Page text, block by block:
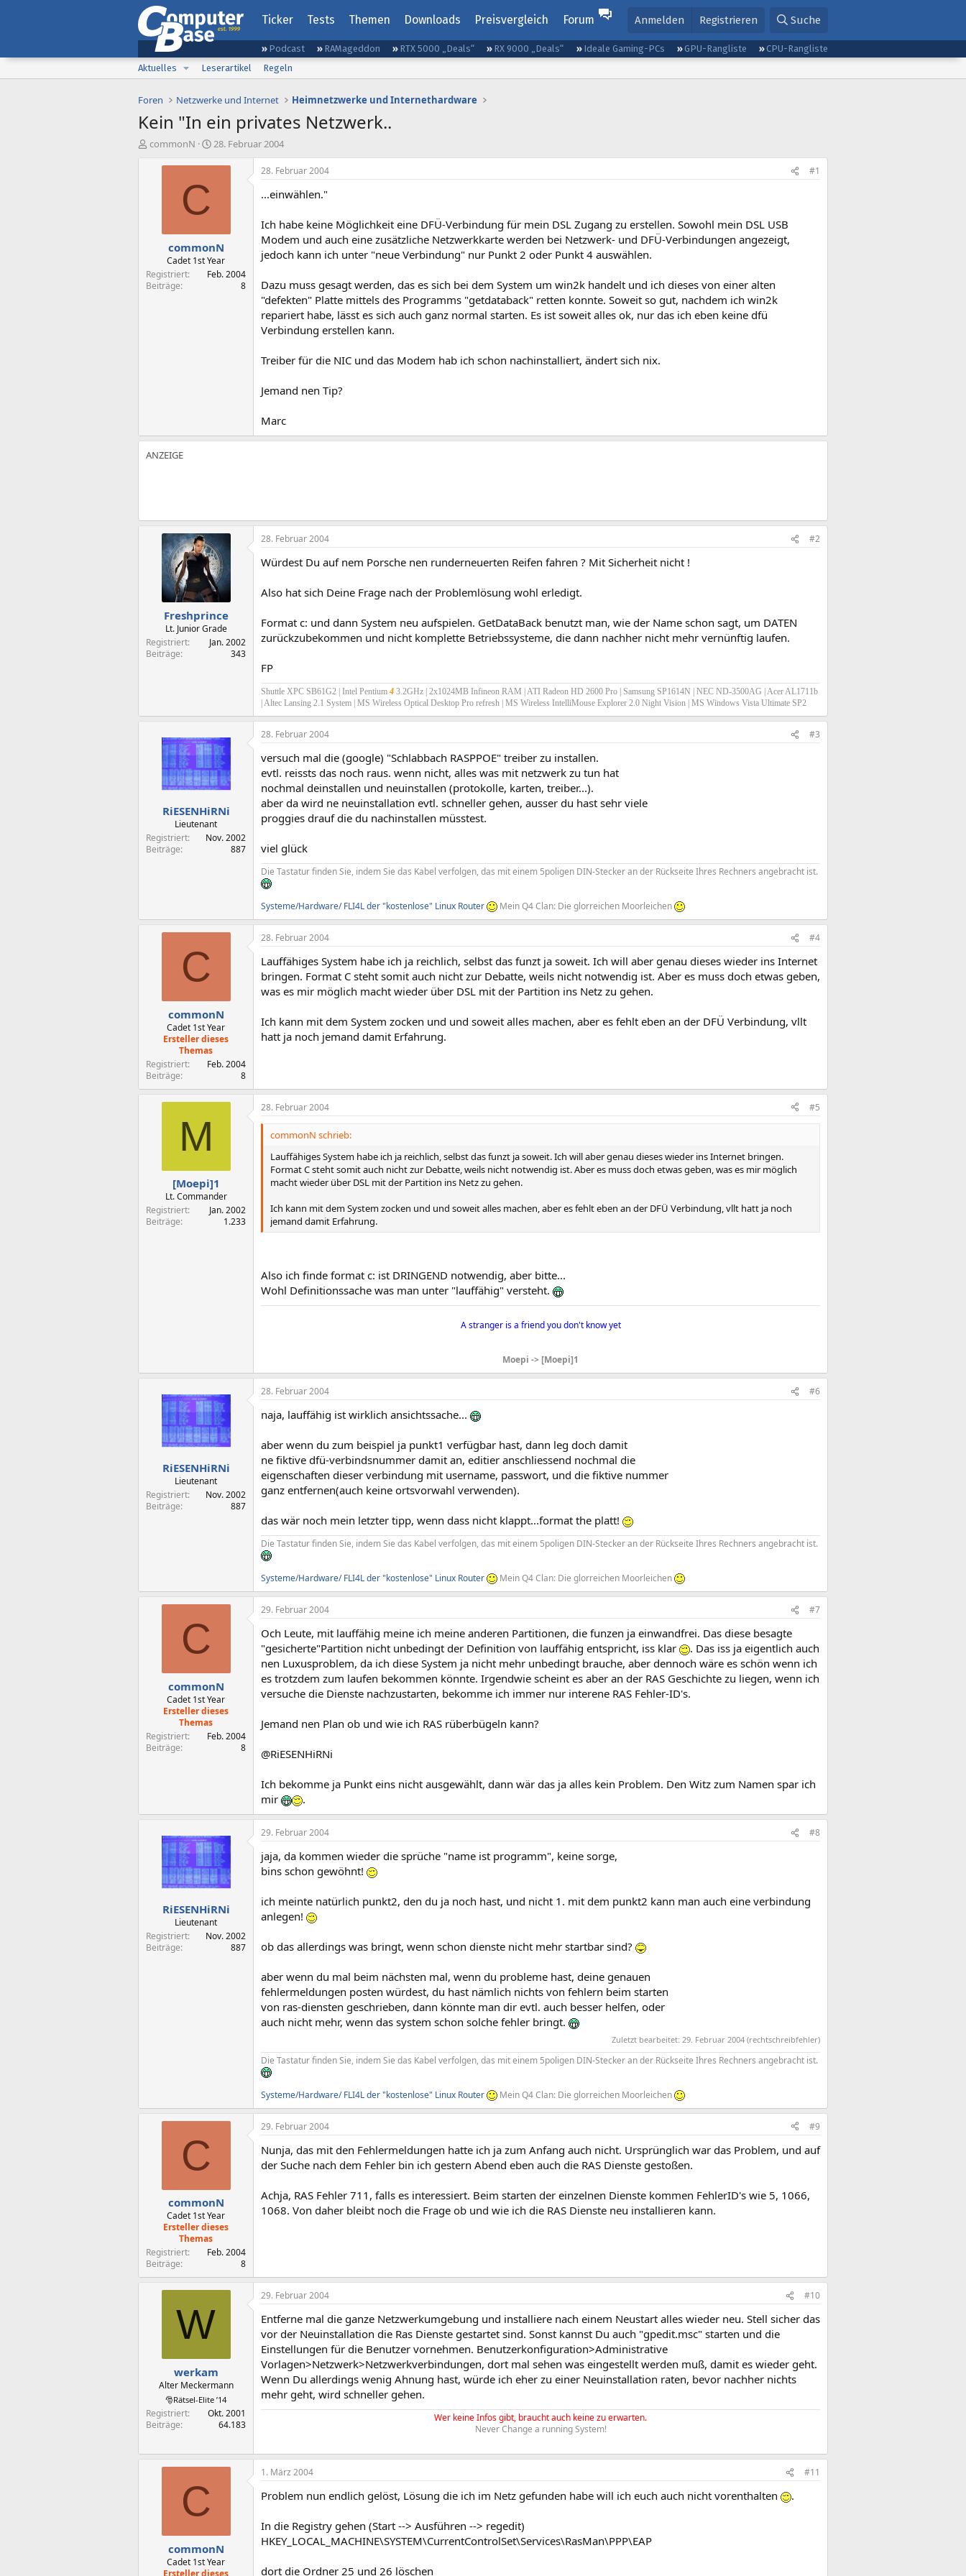
Ticker Tests Themen Downloads Preisvergleich Forum Anmelden Registrieren Suche
Podcast RAMageddon RTX 5000 „Deals“ RX 9000 „Deals“ Ideale Gaming-PCs GPU-Rangliste
CPU-Rangliste
Aktuelles
Leserartikel Regeln
Foren Netzwerke und Internet Heimnetzwerke und Internethardware
Kein "In ein privates Netzwerk..
E
commonN
E
s
t
a
m
28. Februar 2004
C
commonN
Cadet 1st Year
Registriert
Feb. 2004
Beiträge
8
28. Februar 2004 #1
...einwählen."
Ich habe keine Möglichkeit eine DFÜ-Verbindung für mein DSL Zugang zu erstellen. Sowohl mein DSL USB
Modem und auch eine zusätzliche Netzwerkkarte werden bei Netzwerk- und DFÜ-Verbindungen angezeigt,
jedoch kann ich unter "neue Verbindung" nur Punkt 2 oder Punkt 4 auswählen.
Dazu muss gesagt werden, das es sich bei dem System um win2k handelt und ich dieses von einer alten
"defekten" Platte mittels des Programms "getdataback" retten konnte. Soweit so gut, nachdem ich win2k
repariert habe, lässt es sich auch ganz normal starten. Es ist soweit alles ok, nur das ich eben keine dfü
Verbindung erstellen kann.
Treiber für die NIC und das Modem hab ich schon nachinstalliert, ändert sich nix.
Jemand nen Tip?
Marc
Freshprince
Lt. Junior Grade
Registriert
Jan. 2002
Beiträge
343
28. Februar 2004 #2
Würdest Du auf nem Porsche nen runderneuerten Reifen fahren ? Mit Sicherheit nicht !
Also hat sich Deine Frage nach der Problemlösung wohl erledigt.
Format c: und dann System neu aufspielen. GetDataBack benutzt man, wie der Name schon sagt, um DATEN
zurückzubekommen und nicht komplette Betriebssysteme, die dann nachher nicht mehr vernünftig laufen.
FP
Shuttle XPC SB61G2 | Intel Pentium 4 3.2GHz | 2x1024MB Infineon RAM | ATI Radeon HD 2600 Pro | Samsung SP1614N | NEC ND-3500AG | Acer AL1711b
| Altec Lansing 2.1 System | MS Wireless Optical Desktop Pro refresh | MS Wireless IntelliMouse Explorer 2.0 Night Vision | MS Windows Vista Ultimate SP2
RiESENHiRNi
Lieutenant
Registriert
Nov. 2002
Beiträge
887
28. Februar 2004 #3
versuch mal die (google) "Schlabbach RASPPOE" treiber zu installen.
evtl. reissts das noch raus. wenn nicht, alles was mit netzwerk zu tun hat
nochmal deinstallen und neuinstallen (protokolle, karten, treiber...).
aber da wird ne neuinstallation evtl. schneller gehen, ausser du hast sehr viele
proggies drauf die du nachinstallen müsstest.
viel glück
Die Tastatur finden Sie, indem Sie das Kabel verfolgen, das mit einem 5poligen DIN-Stecker an der Rückseite Ihres Rechners angebracht ist.
Systeme/Hardware/ FLI4L der "kostenlose" Linux Router Mein Q4 Clan: Die glorreichen Moorleichen
C
commonN
Cadet 1st Year
Ersteller dieses
Themas
Registriert
Feb. 2004
Beiträge
8
28. Februar 2004 #4
Lauffähiges System habe ich ja reichlich, selbst das funzt ja soweit. Ich will aber genau dieses wieder ins Internet
bringen. Format C steht somit auch nicht zur Debatte, weils nicht notwendig ist. Aber es muss doch etwas geben,
was es mir möglich macht wieder über DSL mit der Partition ins Netz zu gehen.
Ich kann mit dem System zocken und und soweit alles machen, aber es fehlt eben an der DFÜ Verbindung, vllt
hatt ja noch jemand damit Erfahrung.
M
[Moepi]1
Lt. Commander
Registriert
Jan. 2002
Beiträge
1.233
28. Februar 2004 #5
commonN schrieb:
Lauffähiges System habe ich ja reichlich, selbst das funzt ja soweit. Ich will aber genau dieses wieder ins Internet bringen.
Format C steht somit auch nicht zur Debatte, weils nicht notwendig ist. Aber es muss doch etwas geben, was es mir möglich
macht wieder über DSL mit der Partition ins Netz zu gehen.
Ich kann mit dem System zocken und und soweit alles machen, aber es fehlt eben an der DFÜ Verbindung, vllt hatt ja noch
jemand damit Erfahrung.
Also ich finde format c: ist DRINGEND notwendig, aber bitte...
Wohl Definitionssache was man unter "lauffähig" versteht.
A stranger is a friend you don't know yet​
Moepi -> [Moepi]1
RiESENHiRNi
Lieutenant
Registriert
Nov. 2002
Beiträge
887
28. Februar 2004 #6
naja, lauffähig ist wirklich ansichtssache...
aber wenn du zum beispiel ja punkt1 verfügbar hast, dann leg doch damit
ne fiktive dfü-verbindsnummer damit an, editier anschliessend nochmal die
eigenschaften dieser verbindung mit username, passwort, und die fiktive nummer
ganz entfernen(auch keine ortsvorwahl verwenden).
das wär noch mein letzter tipp, wenn dass nicht klappt...format the platt!
Die Tastatur finden Sie, indem Sie das Kabel verfolgen, das mit einem 5poligen DIN-Stecker an der Rückseite Ihres Rechners angebracht ist.
Systeme/Hardware/ FLI4L der "kostenlose" Linux Router Mein Q4 Clan: Die glorreichen Moorleichen
C
commonN
Cadet 1st Year
Ersteller dieses
Themas
Registriert
Feb. 2004
Beiträge
8
29. Februar 2004 #7
Och Leute, mit lauffähig meine ich meine anderen Partitionen, die funzen ja einwandfrei. Das diese besagte
"gesicherte"Partition nicht unbedingt der Definition von lauffähig entspricht, iss klar
. Das iss ja eigentlich auch
nen Luxusproblem, da ich diese System ja nicht mehr unbedingt brauche, aber dennoch wäre es schön wenn ich
es trotzdem zum laufen bekommen könnte. Irgendwie scheint es aber an der RAS Geschichte zu liegen, wenn ich
versuche die Dienste nachzustarten, bekomme ich immer nur interene RAS Fehler-ID's.
Jemand nen Plan ob und wie ich RAS rüberbügeln kann?
@RiESENHiRNi
Ich bekomme ja Punkt eins nicht ausgewählt, dann wär das ja alles kein Problem. Den Witz zum Namen spar ich
mir
.
RiESENHiRNi
Lieutenant
Registriert
Nov. 2002
Beiträge
887
29. Februar 2004 #8
jaja, da kommen wieder die sprüche "name ist programm", keine sorge,
bins schon gewöhnt!
ich meinte natürlich punkt2, den du ja noch hast, und nicht 1. mit dem punkt2 kann man auch eine verbindung
anlegen!
ob das allerdings was bringt, wenn schon dienste nicht mehr startbar sind?
aber wenn du mal beim nächsten mal, wenn du probleme hast, deine genauen
fehlermeldungen posten würdest, du hast nämlich nichts von fehlern beim starten
von ras-diensten geschrieben, dann könnte man dir evtl. auch besser helfen, oder
auch nicht mehr, wenn das system schon solche fehler bringt.
Zuletzt bearbeitet: 29. Februar 2004 (rechtschreibfehler)
Die Tastatur finden Sie, indem Sie das Kabel verfolgen, das mit einem 5poligen DIN-Stecker an der Rückseite Ihres Rechners angebracht ist.
Systeme/Hardware/ FLI4L der "kostenlose" Linux Router Mein Q4 Clan: Die glorreichen Moorleichen
C
commonN
Cadet 1st Year
Ersteller dieses
Themas
Registriert
Feb. 2004
Beiträge
8
29. Februar 2004 #9
Nunja, das mit den Fehlermeldungen hatte ich ja zum Anfang auch nicht. Ursprünglich war das Problem, und auf
der Suche nach dem Fehler bin ich gestern Abend eben auch die RAS Dienste gestoßen.
Achja, RAS Fehler 711, falls es interessiert. Beim starten der einzelnen Dienste kommen FehlerID's wie 5, 1066,
1068. Von daher bleibt noch die Frage ob und wie ich die RAS Dienste neu installieren kann.
W
werkam
Alter Meckermann
🎅Rätsel-Elite ’14
Registriert
Okt. 2001
Beiträge
64.183
29. Februar 2004 #10
Entferne mal die ganze Netzwerkumgebung und installiere nach einem Neustart alles wieder neu. Stell sicher das
vor der Neuinstallation die Ras Dienste gestartet sind. Sonst kannst Du auch "gpedit.msc" starten und die
Einstellungen für die Benutzer vornehmen. Benutzerkonfiguration>Administrative
Vorlagen>Netzwerk>Netzwerkverbindungen, dort mal sehen was eingestellt werden muß, damit es wieder geht.
Wenn Du allerdings wenig Ahnung hast, würde ich eher zu einer Neuinstallation raten, bevor nachher nichts
mehr geht, wird schneller gehen.
Wer keine Infos gibt, braucht auch keine zu erwarten.
Never Change a running System!
C
commonN
Cadet 1st Year
Ersteller dieses
1. März 2004 #11
Problem nun endlich gelöst, Lösung die ich im Netz gefunden habe will ich euch auch nicht vorenthalten .
In die Registry gehen (Start --> Ausführen --> regedit)
HKEY_LOCAL_MACHINE\SYSTEM\CurrentControlSet\Services\RasMan\PPP\EAP
dort die Ordner 25 und 26 löschen